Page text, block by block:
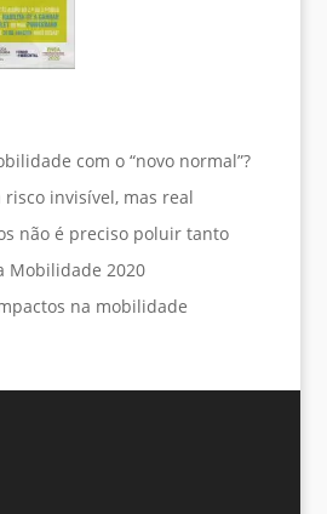
com o “novo normal”?
invisível, mas real
não é preciso poluir tanto
Mobilidade 2020
na mobilidade